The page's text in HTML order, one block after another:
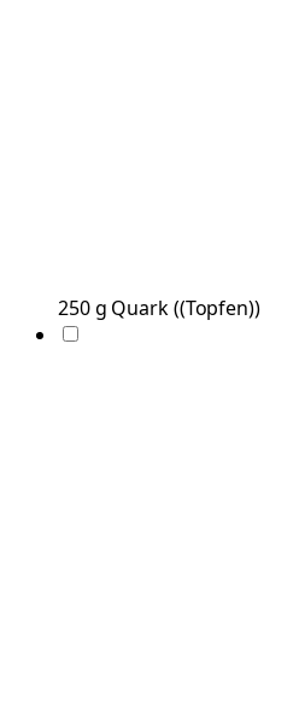
250g Quark((Topfen))